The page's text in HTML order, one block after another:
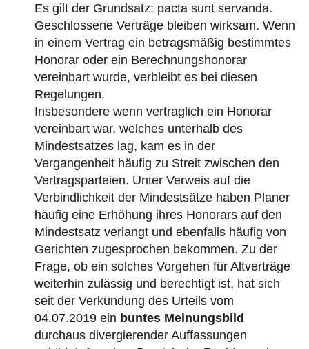
Es gilt der Grundsatz: pacta sunt servanda.
Geschlossene Verträge bleiben wirksam. Wenn
in einem Vertrag ein betragsmäßig bestimmtes
Honorar oder ein Berechnungshonorar
vereinbart wurde, verbleibt es bei diesen
Regelungen.
Insbesondere wenn vertraglich ein Honorar
vereinbart war, welches unterhalb des
Mindestsatzes lag, kam es in der
Vergangenheit häufig zu Streit zwischen den
Vertragsparteien. Unter Verweis auf die
Verbindlichkeit der Mindestsätze haben Planer
häufig eine Erhöhung ihres Honorars auf den
Mindestsatz verlangt und ebenfalls häufig von
Gerichten zugesprochen bekommen. Zu der
Frage, ob ein solches Vorgehen für Altverträge
weiterhin zulässig und berechtigt ist, hat sich
seit der Verkündung des Urteils vom
04.07.2019 ein buntes Meinungsbild
durchaus divergierender Auffassungen